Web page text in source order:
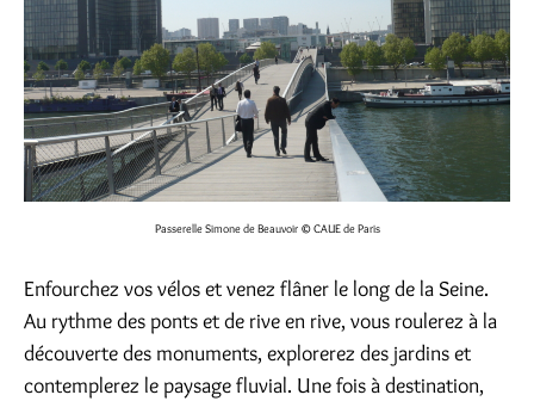
Passerelle Simone de Beauvoir © CAUE de Paris
Enfourchez vos vélos et venez flâner le long de la Seine.
Au rythme des ponts et de rive en rive, vous roulerez à la
découverte des monuments, explorerez des jardins et
contemplerez le paysage fluvial. Une fois à destination,